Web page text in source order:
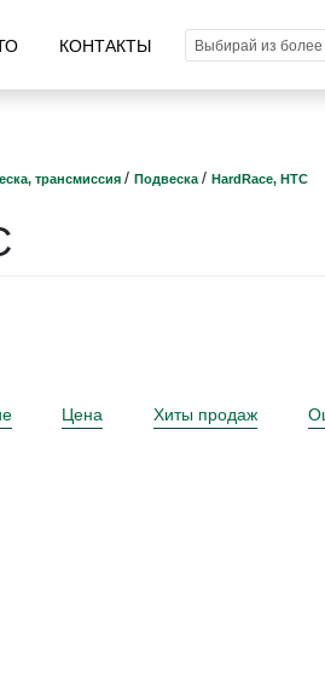
КОНТАКТЫ
трансмиссия / Подвеска / HardRace, HTC
Цена Хиты продаж